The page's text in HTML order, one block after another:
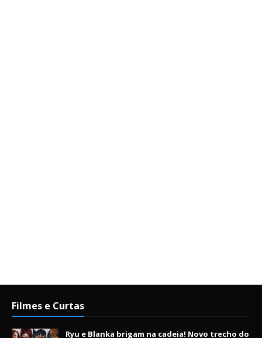
Filmes e Curtas
Ryu e Blanka brigam na cadeia! Novo trecho do